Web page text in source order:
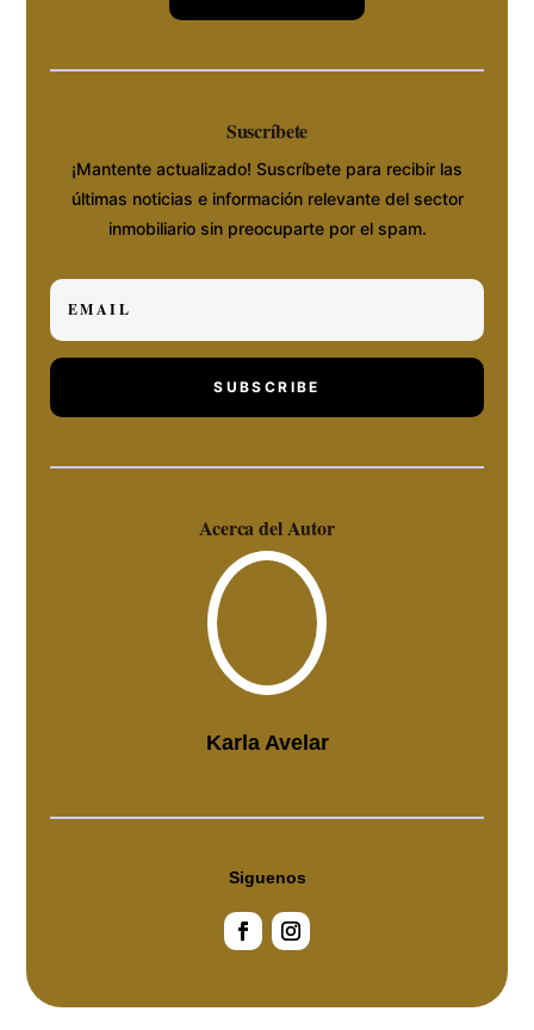
Suscríbete
¡Mantente actualizado! Suscríbete para recibir las
últimas noticias e información relevante del sector
inmobiliario sin preocuparte por el spam.
SUBSCRIBE
Acerca del Autor
Karla Avelar
Siguenos